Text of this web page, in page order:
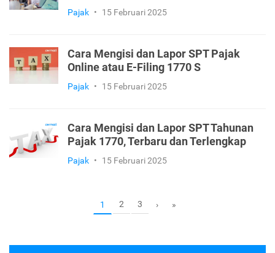
Pajak • 15 Februari 2025
Cara Mengisi dan Lapor SPT Pajak
Online atau E-Filing 1770 S
Pajak • 15 Februari 2025
Cara Mengisi dan Lapor SPT Tahunan
Pajak 1770, Terbaru dan Terlengkap
Pajak • 15 Februari 2025
1 2 3 › »